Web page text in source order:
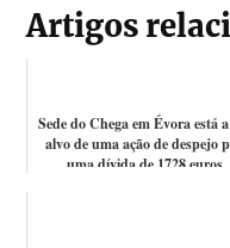
Artigos
Sede do Chega em Évora está
alvo de uma ação de despejo
uma dívida de 1728 euros